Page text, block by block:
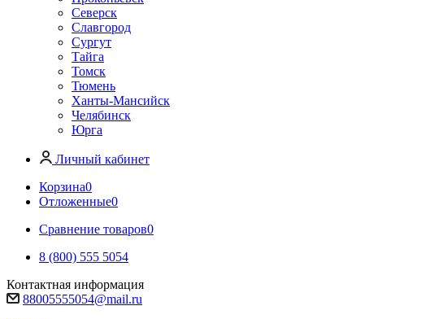
Северск
Славгород
Сургут
Тайга
Томск
Тюмень
Ханты-Мансийск
Челябинск
Юрга
Личный кабинет
Корзина0
Отложенные0
Сравнение товаров0
8 (800) 555 5054
Контактная информация
88005555054@mail.ru